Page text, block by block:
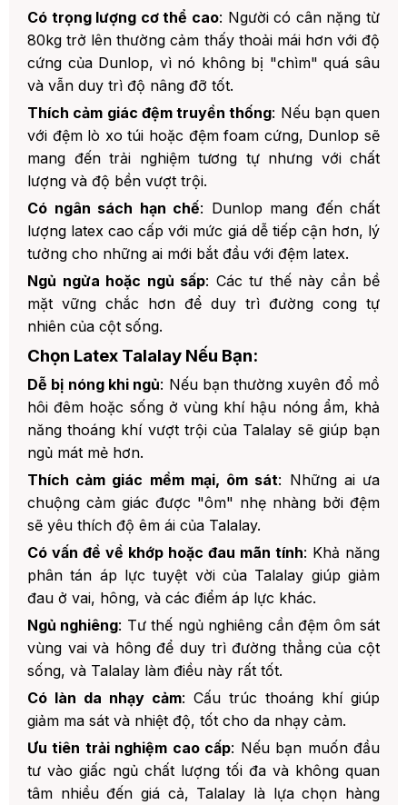
Có trọng lượng cơ thể cao: Người có cân nặng từ
80kg trở lên thường cảm thấy thoải mái hơn với độ
cứng của Dunlop, vì nó không bị "chìm" quá sâu
và vẫn duy trì độ nâng đỡ tốt.
Thích cảm giác đệm truyền thống: Nếu bạn quen
với đệm lò xo túi hoặc đệm foam cứng, Dunlop sẽ
mang đến trải nghiệm tương tự nhưng với chất
lượng và độ bền vượt trội.
Có ngân sách hạn chế: Dunlop mang đến chất
lượng latex cao cấp với mức giá dễ tiếp cận hơn, lý
tưởng cho những ai mới bắt đầu với đệm latex.
Ngủ ngửa hoặc ngủ sấp: Các tư thế này cần bề
mặt vững chắc hơn để duy trì đường cong tự
nhiên của cột sống.
Chọn Latex Talalay Nếu Bạn:
Dễ bị nóng khi ngủ: Nếu bạn thường xuyên đổ mồ
hôi đêm hoặc sống ở vùng khí hậu nóng ẩm, khả
năng thoáng khí vượt trội của Talalay sẽ giúp bạn
ngủ mát mẻ hơn.
Thích cảm giác mềm mại, ôm sát: Những ai ưa
chuộng cảm giác được "ôm" nhẹ nhàng bởi đệm
sẽ yêu thích độ êm ái của Talalay.
Có vấn đề về khớp hoặc đau mãn tính: Khả năng
phân tán áp lực tuyệt vời của Talalay giúp giảm
đau ở vai, hông, và các điểm áp lực khác.
Ngủ nghiêng: Tư thế ngủ nghiêng cần đệm ôm sát
vùng vai và hông để duy trì đường thẳng của cột
sống, và Talalay làm điều này rất tốt.
Có làn da nhạy cảm: Cấu trúc thoáng khí giúp
giảm ma sát và nhiệt độ, tốt cho da nhạy cảm.
Ưu tiên trải nghiệm cao cấp: Nếu bạn muốn đầu
tư vào giấc ngủ chất lượng tối đa và không quan
tâm nhiều đến giá cả, Talalay là lựa chọn hàng